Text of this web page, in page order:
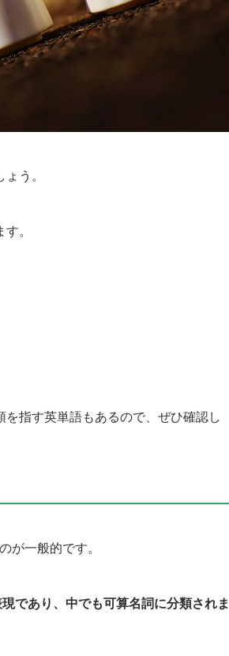
う。
。
指す英単語もあるので、ぜひ確認し
が一般的です。
であり、中でも可算名詞に分類されま